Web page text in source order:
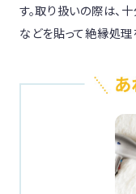
す。取り扱いの際は、
などを貼って絶縁処理